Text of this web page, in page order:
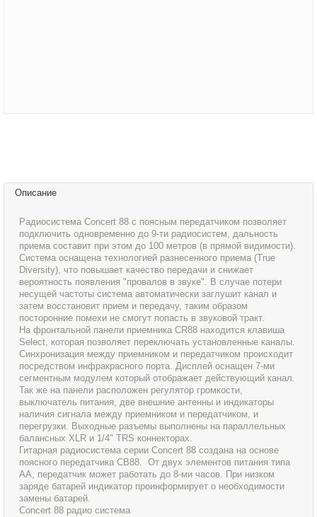
Описание
Радиосистема Concert 88 с поясным передатчиком позволяет
подключить одновременно до 9-ти радиосистем, дальность
приема составит при этом до 100 метров (в прямой видимости).
Система оснащена технологией разнесенного приема (True
Diversity), что повышает качество передачи и снижает
вероятность появления "провалов в звуке". В случае потери
несущей частоты система автоматически заглушит канал и
затем восстановит прием и передачу, таким образом
посторонние помехи не смогут попасть в звуковой тракт.
На фронтальной панели приемника CR88 находится клавиша
Select, которая позволяет переключать установленные каналы.
Синхронизация между приемником и передатчиком происходит
посредством инфракрасного порта. Дисплей оснащен 7-ми
сегментным модулем который отображает действующий канал.
Так же на панели расположен регулятор громкости,
выключатель питания, две внешние антенны и индикаторы
наличия сигнала между приемником и передатчиком, и
перегрузки. Выходные разъемы выполнены на параллельных
балансных XLR и 1/4" TRS коннекторах.
Гитарная радиосистема серии Concert 88 создана на основе
поясного передатчика CB88. От двух элементов питания типа
AA, передатчик может работать до 8-ми часов. При низком
заряде батарей индикатор проинформирует о необходимости
замены батарей.
Concert 88 радио система